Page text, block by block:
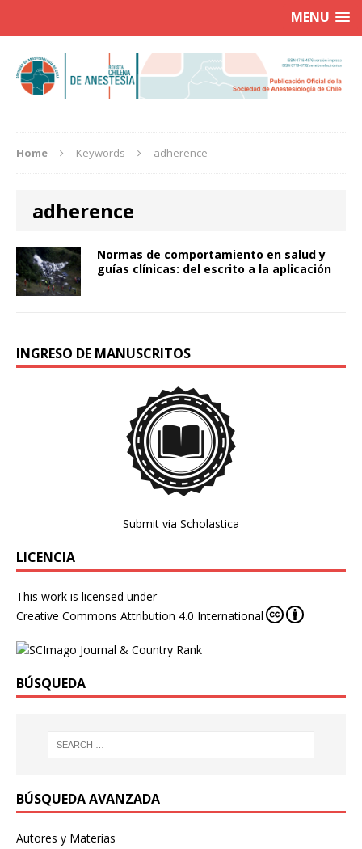
MENU
Home Keywords adherence
adherence
Normas de comportamiento en salud y
guías clínicas: del escrito a la aplicación
INGRESO DE MANUSCRITOS
Submit via Scholastica
LICENCIA
This work is licensed under
Creative Commons Attribution 4.0 International
BÚSQUEDA
BÚSQUEDA AVANZADA
Autores y Materias